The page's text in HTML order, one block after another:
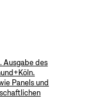
Ausgabe des
Panels und